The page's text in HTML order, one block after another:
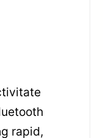
rapid,